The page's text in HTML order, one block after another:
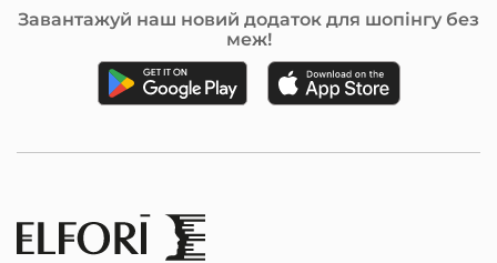
Завантажуй наш новий додаток для шопінгу без
меж!